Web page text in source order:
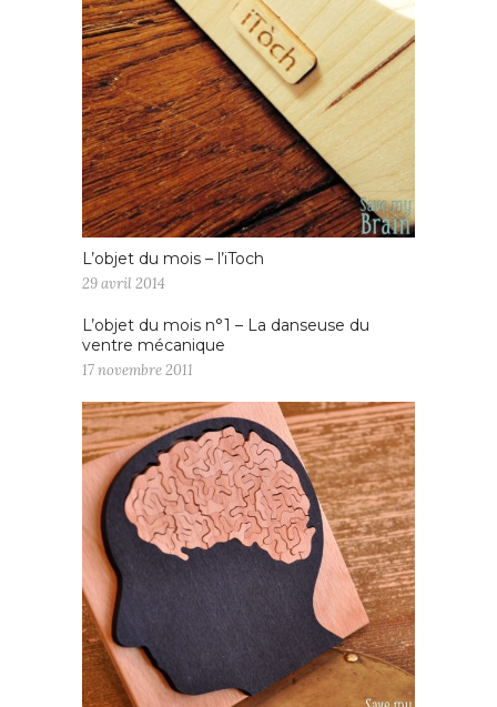
L’objet du mois – l’iToch
29 avril 2014
L’objet du mois n°1 – La danseuse du
ventre mécanique
17 novembre 2011